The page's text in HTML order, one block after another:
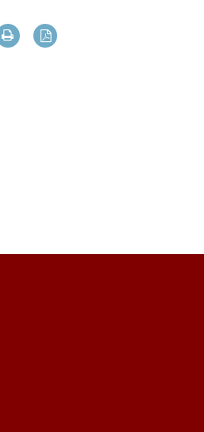
Drukuj zawartość bieżącej strony
Zapisz tekst bieżącej